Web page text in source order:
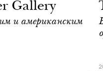
Gallery
и американским